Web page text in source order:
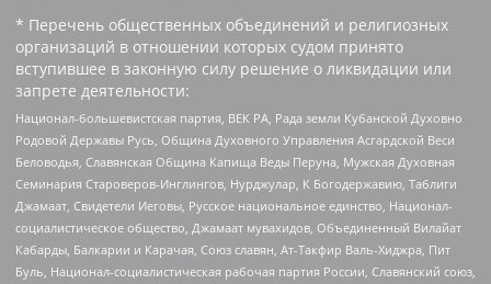
* Перечень общественных объединений и религиозных
организаций в отношении которых судом принято
вступившее в законную силу решение о ликвидации или
запрете деятельности:
Национал-большевистская партия, ВЕК РА, Рада земли Кубанской Духовно
Родовой Державы Русь, Община Духовного Управления Асгардской Веси
Беловодья, Славянская Община Капища Веды Перуна, Мужская Духовная
Семинария Староверов-Инглингов, Нурджулар, К Богодержавию, Таблиги
Джамаат, Свидетели Иеговы, Русское национальное единство, Национал-
социалистическое общество, Джамаат мувахидов, Объединенный Вилайат
Кабарды, Балкарии и Карачая, Союз славян, Ат-Такфир Валь-Хиджра, Пит
Буль, Национал-социалистическая рабочая партия России, Славянский союз,